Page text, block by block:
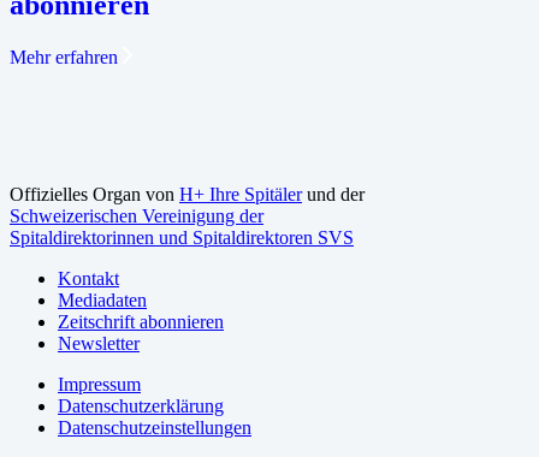
Mehr erfahren
Offizielles Organ von H+ Ihre Spitälerund der
Schweizerischen Vereinigung der
Spitaldirektorinnen und Spitaldirektoren SVS
Kontakt
Mediadaten
Zeitschrift abonnieren
Newsletter
Impressum
Datenschutzerklärung
Datenschutzeinstellungen